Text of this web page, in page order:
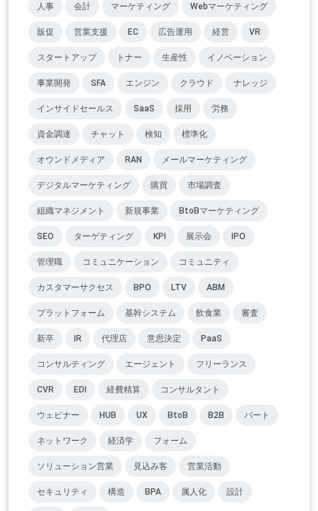
人事 会計 マーケティング Webマーケティング
販促 営業支援 EC 広告運用 経営 VR
スタートアップ トナー 生産性 イノベーション
事業開発 SFA エンジン クラウド ナレッジ
インサイドセールス SaaS 採用 労務
資金調達 チャット 検知 標準化
オウンドメディア RAN メールマーケティング
デジタルマーケティング 購買 市場調査
組織マネジメント 新規事業 BtoBマーケティング
SEO ターゲティング KPI 展示会 IPO
管理職 コミュニケーション コミュニティ
カスタマーサクセス BPO LTV ABM
プラットフォーム 基幹システム 飲食業 審査
新卒 IR 代理店 意思決定 PaaS
コンサルティング エージェント フリーランス
CVR EDI 経費精算 コンサルタント
ウェビナー HUB UX BtoB B2B パート
ネットワーク 経済学 フォーム
ソリューション営業 見込み客 営業活動
セキュリティ 構造 BPA 属人化 設計